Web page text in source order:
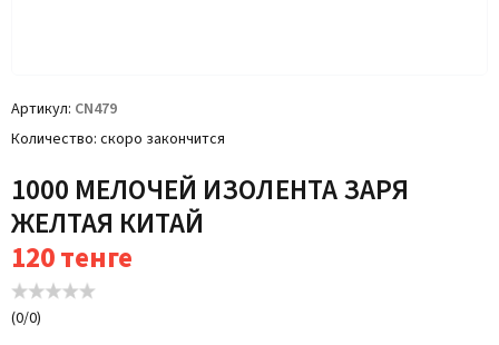
Артикул CN479
Количество скоро закончится
1000 МЕЛОЧЕЙ ИЗОЛЕНТА ЗАРЯ
ЖЕЛТАЯ КИТАЙ
120тенге
(0/0)